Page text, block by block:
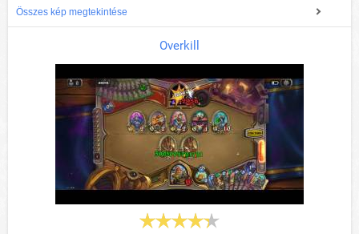
Összes kép megtekintése
Overkill